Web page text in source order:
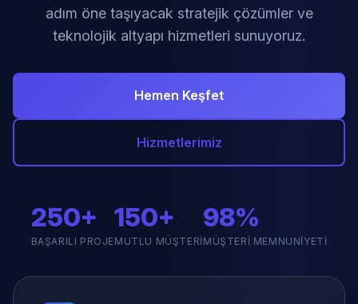
adım öne taşıyacak stratejik çözümler ve
teknolojik altyapı hizmetleri sunuyoruz.
Hemen Keşfet
Hizmetlerimiz
250+
BAŞARILI PROJE
150+
MUTLU MÜŞTERI
98%
MÜŞTERI MEMNUNIYETI